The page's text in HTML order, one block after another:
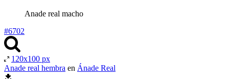
Anade real macho
#6702
120x100 px
Anade real hembra en Ánade Real